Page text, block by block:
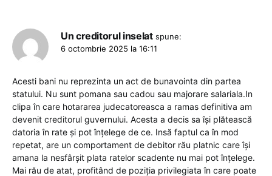
Un creditorul inselat spune:
6 octombrie 2025 la 16:11
Acesti bani nu reprezinta un act de bunavointa din partea
statului. Nu sunt pomana sau cadou sau majorare salariala.In
clipa în care hotararea judecatoreasca a ramas definitiva am
devenit creditorul guvernului. Acesta a decis sa își plătească
datoria în rate și pot înțelege de ce. Insă faptul ca în mod
repetat, are un comportament de debitor rău platnic care își
amana la nesfârșit plata ratelor scadente nu mai pot înțelege.
Mai rău de atat, profitând de poziția privilegiata în care poate